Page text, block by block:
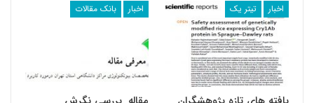
اخبار تیتر یک اخبار بانک مقالات